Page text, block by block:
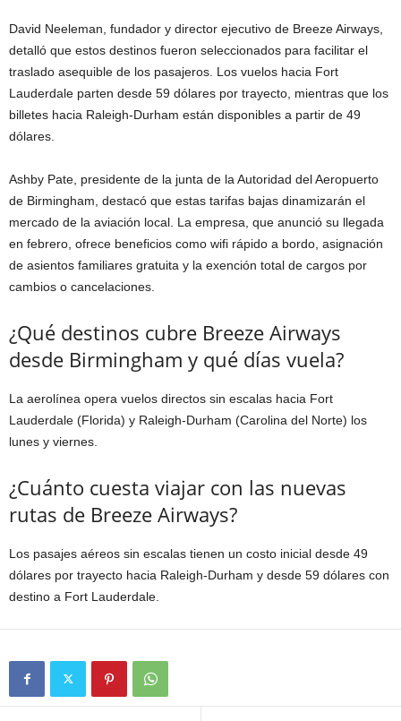
David Neeleman, fundador y director ejecutivo de Breeze Airways,
detalló que estos destinos fueron seleccionados para facilitar el
traslado asequible de los pasajeros. Los vuelos hacia Fort
Lauderdale parten desde 59 dólares por trayecto, mientras que los
billetes hacia Raleigh-Durham están disponibles a partir de 49
dólares.
Ashby Pate, presidente de la junta de la Autoridad del Aeropuerto
de Birmingham, destacó que estas tarifas bajas dinamizarán el
mercado de la aviación local. La empresa, que anunció su llegada
en febrero, ofrece beneficios como wifi rápido a bordo, asignación
de asientos familiares gratuita y la exención total de cargos por
cambios o cancelaciones.
¿Qué destinos cubre Breeze Airways
desde Birmingham y qué días vuela?
La aerolínea opera vuelos directos sin escalas hacia Fort
Lauderdale (Florida) y Raleigh-Durham (Carolina del Norte) los
lunes y viernes.
¿Cuánto cuesta viajar con las nuevas
rutas de Breeze Airways?
Los pasajes aéreos sin escalas tienen un costo inicial desde 49
dólares por trayecto hacia Raleigh-Durham y desde 59 dólares con
destino a Fort Lauderdale.